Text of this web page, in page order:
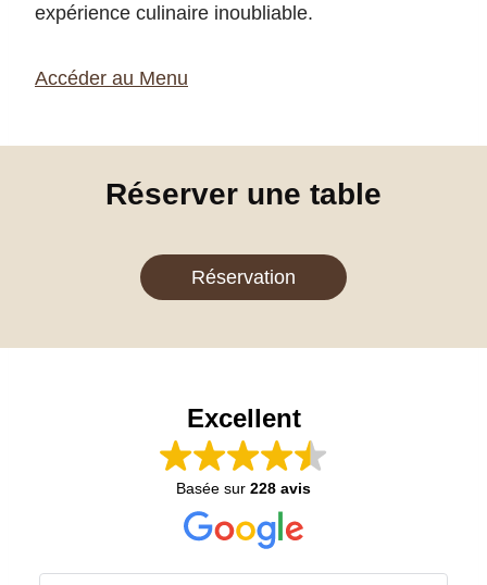
expérience culinaire inoubliable.
Accéder au Menu
Réserver une table
Réservation
Excellent
Basée sur 228 avis